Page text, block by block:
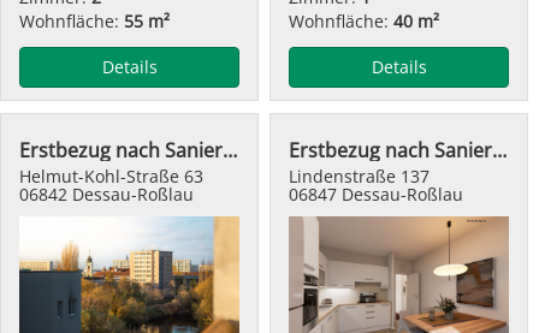
Wohnfläche: 55 m²
Details
Wohnfläche: 40 m²
Details
Erstbezug nach Sanierung - modern wohnen
Helmut-Kohl-Straße 63
06842 Dessau-Roßlau
Erstbezug nach Sanierung
Lindenstraße 137
06847 Dessau-Roßlau